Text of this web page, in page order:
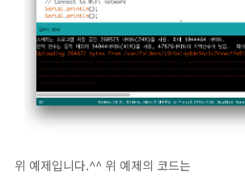
위 예제입니다.^^ 위 예제의 코드는